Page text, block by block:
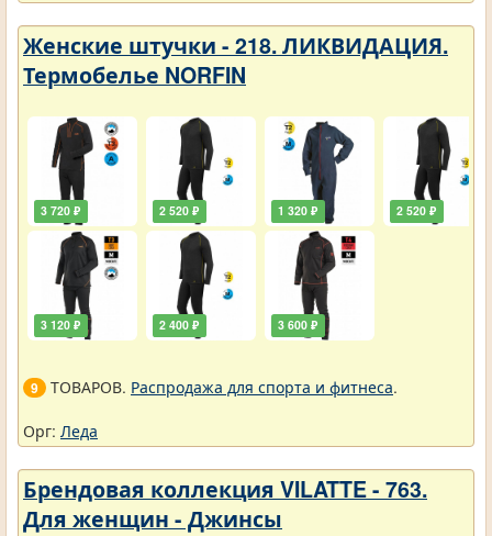
Женские штучки - 218. ЛИКВИДАЦИЯ.
Термобелье NORFIN
3 720 ₽
3 120 ₽
2 520 ₽
2 400 ₽
1 320 ₽
3 600 ₽
2 520 ₽
9 ТОВАРОВ. Распродажа для спорта и фитнеса.
Орг: Леда
Брендовая коллекция VILATTE - 763.
Для женщин - Джинсы